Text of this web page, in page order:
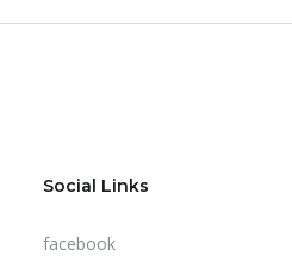
Social Links
facebook